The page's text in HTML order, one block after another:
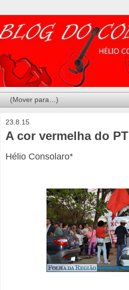
23.8.15
A cor vermelha do PT
Hélio Consolaro*